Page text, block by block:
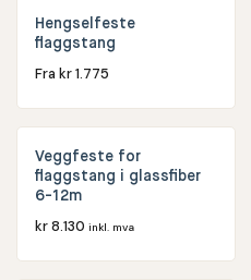
Hengselfeste
flaggstang
Fra kr1.775
Veggfeste for
flaggstang i glassfiber
6-12m
kr8.130 inkl. mva